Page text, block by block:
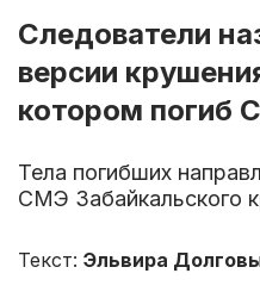
Следователи
версии
котором погиб
Тела погибших
СМЭ Забайкальского
Текст: Эльвира